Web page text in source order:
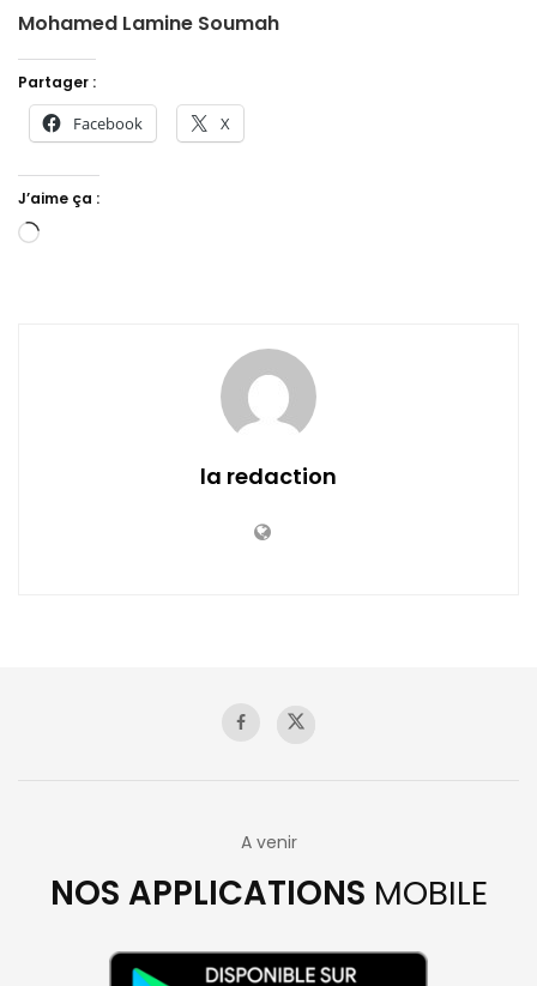
Mohamed Lamine Soumah
Partager :
Facebook X
J’aime ça :
Chargement…
la redaction
A venir
NOS APPLICATIONS MOBILE